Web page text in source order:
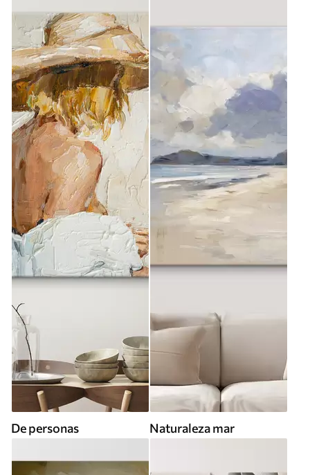
De personas Naturaleza mar